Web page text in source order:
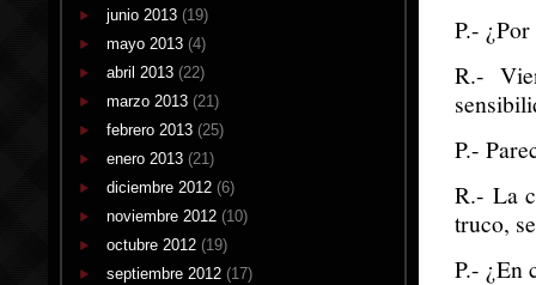
junio 2013 (19)
mayo 2013 (4)
abril 2013 (22)
marzo 2013 (21)
febrero 2013 (25)
enero 2013 (21)
diciembre 2012 (6)
noviembre 2012 (10)
octubre 2012 (19)
septiembre 2012 (17)
P.-
R.-
P.-
R.- La
truco,
P.- ¿En